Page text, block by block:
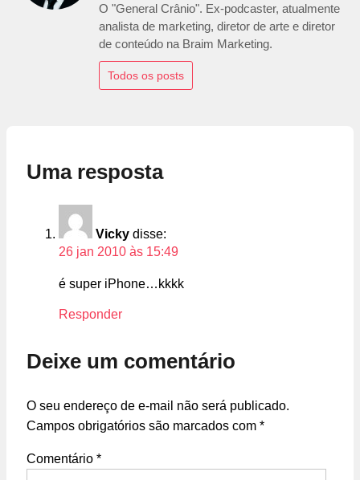
O "General Crânio". Ex-podcaster, atualmente
analista de marketing, diretor de arte e diretor
de conteúdo na Braim Marketing.
Todos os posts
Uma resposta
Vicky disse:
26 jan 2010 às 15:49
é super iPhone…kkkk
Responder
Deixe um comentário
O seu endereço de e-mail não será publicado.
Campos obrigatórios são marcados com *
Comentário *